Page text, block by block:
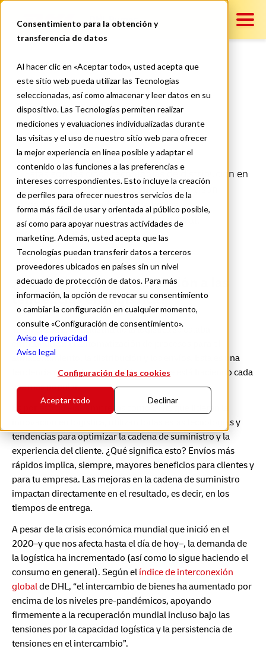
Consentimiento para la obtención y
transferencia de datos
Al hacer clic en «Aceptar todo», usted acepta que
este sitio web pueda utilizar las Tecnologías
seleccionadas, así como almacenar y leer datos en su
dispositivo. Las Tecnologías permiten realizar
mediciones y evaluaciones individualizadas durante
las visitas y el uso de nuestro sitio web para ofrecer
la mejor experiencia en línea posible y adaptar el
contenido o las funciones a las preferencias e
intereses correspondientes. Esto incluye la creación
de perfiles para ofrecer nuestros servicios de la
forma más fácil de usar y orientada al público posible,
así como para apoyar nuestras actividades de
marketing. Además, usted acepta que las
Tecnologías puedan transferir datos a terceros
proveedores ubicados en países sin un nivel
adecuado de protección de datos. Para más
información, la opción de revocar su consentimiento
o cambiar la configuración en cualquier momento,
consulte «Configuración de consentimiento».
Aviso de privacidad
Aviso legal
Configuración de las cookies
Aceptar todo Declinar
DHL Pymes
Contenido
Servicios
Contáctanos
5 tendencias logísticas para el
2022
Éstas son las cinco tecnologías de distribución en
logística que llegaron para quedarse y son
tendencia en la industria: robótica,
computarización, inteligencia artificial,
sustentabilidad y e-commerce.
¿Por qué prestarles atención a las
tendencias en logística?
Ya en el 2021, la industria de la logística se estaba
enfocando en la automatización de procesos para el
almacenamiento, la distribución y los envíos. Esta es una
tendencia que se ha mantenido, y que se está haciendo cada
vez más popular.
Es por eso que las empresas como DHL, que lideran la
innovación en logística, utilizan todas estas tecnologías y
tendencias para optimizar la cadena de suministro y la
experiencia del cliente. ¿Qué significa esto? Envíos más
rápidos implica, siempre, mayores beneficios para clientes y
para tu empresa. Las mejoras en la cadena de suministro
impactan directamente en el resultado, es decir, en los
tiempos de entrega.
A pesar de la crisis económica mundial que inició en el
2020–y que nos afecta hasta el día de hoy–, la demanda de
la logística ha incrementado (así como lo sigue haciendo el
consumo en general). Según el índice de interconexión
globalde DHL, “el intercambio de bienes ha aumentado por
encima de los niveles pre-pandémicos, apoyando
firmemente a la recuperación mundial incluso bajo las
tensiones por la capacidad logística y la persistencia de
tensiones en el intercambio”.